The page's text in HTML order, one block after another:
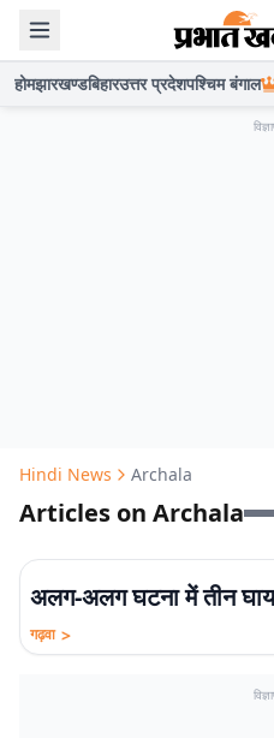
होमझारखण्डबिहारउत्तर प्रदेशपश्चिम बंगाल
Hindi News Archala
Articles on Archala
अलग-अलग घटना में तीन
गढ़वा >